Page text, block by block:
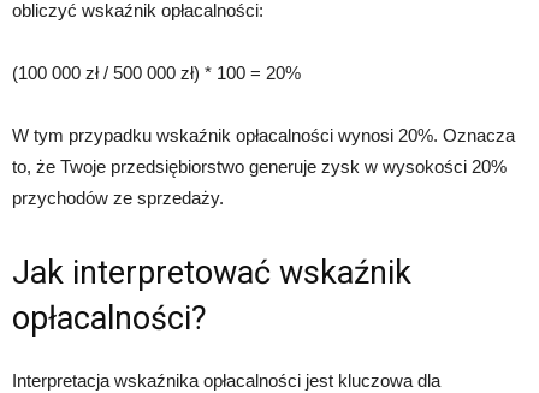
obliczyć wskaźnik opłacalności:
(100 000 zł / 500 000 zł) * 100 = 20%
W tym przypadku wskaźnik opłacalności wynosi 20%. Oznacza
to, że Twoje przedsiębiorstwo generuje zysk w wysokości 20%
przychodów ze sprzedaży.
Jak interpretować wskaźnik
opłacalności?
Interpretacja wskaźnika opłacalności jest kluczowa dla